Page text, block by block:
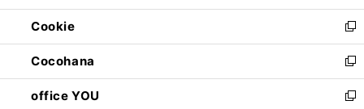
開
く
ウ
で
開
く
ン
ド
ウ
で
開
く
ウ
ィ
ン
ド
ウ
で
Cookie
新
し
い
ウ
ィ
Cocohana
新
し
い
office YOU
新